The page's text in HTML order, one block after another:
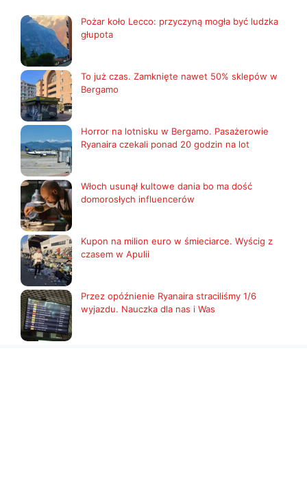
Pożar koło Lecco: przyczyną mogła być ludzka
głupota
To już czas. Zamknięte nawet 50% sklepów w
Bergamo
Horror na lotnisku w Bergamo. Pasażerowie
Ryanaira czekali ponad 20 godzin na lot
Włoch usunął kultowe dania bo ma dość
domorosłych influencerów
Kupon na milion euro w śmieciarce. Wyścig z
czasem w Apulii
Przez opóźnienie Ryanaira straciliśmy 1/6
wyjazdu. Nauczka dla nas i Was